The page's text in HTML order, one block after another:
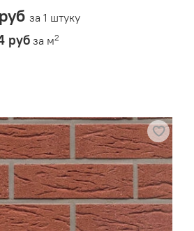
за 1 штуку
руб за м2